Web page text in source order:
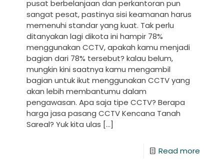
pusat berbelanjaan dan perkantoran pun
sangat pesat, pastinya sisi keamanan harus
memenuhi standar yang kuat. Tak perlu
ditanyakan lagi dikota ini hampir 78%
menggunakan CCTV, apakah kamu menjadi
bagian dari 78% tersebut? kalau belum,
mungkin kini saatnya kamu mengambil
bagian untuk ikut menggunakan CCTV yang
akan lebih membantumu dalam
pengawasan. Apa saja tipe CCTV? Berapa
harga jasa pasang CCTV Kencana Tanah
Sareal? Yuk kita ulas […]
Read more